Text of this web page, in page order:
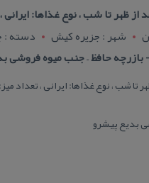
غذاها: ایرانی ، تعداد میز: ۷۰نفر حدودا
شهر : جزيره کيش
دسته :
حافظ – جنب میوه فروشی
ایرانی ، تعداد میز: ۷۰نفر حدودا ،محدودیت‌ها: سیگار ممنوع
بدیع پیشرو